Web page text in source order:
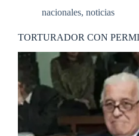
nacionales, noticias
TORTURADOR CON